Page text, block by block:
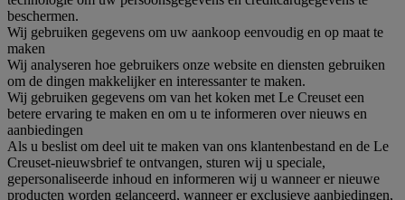
beschermen.
Wij gebruiken gegevens om uw aankoop eenvoudig en op maat te
maken
Wij analyseren hoe gebruikers onze website en diensten gebruiken
om de dingen makkelijker en interessanter te maken.
Wij gebruiken gegevens om van het koken met Le Creuset een
betere ervaring te maken en om u te informeren over nieuws en
aanbiedingen
Als u beslist om deel uit te maken van ons klantenbestand en de Le
Creuset-nieuwsbrief te ontvangen, sturen wij u speciale,
gepersonaliseerde inhoud en informeren wij u wanneer er nieuwe
producten worden gelanceerd, wanneer er exclusieve aanbiedingen,